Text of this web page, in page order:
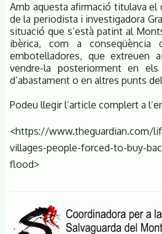
Amb aquesta afirmació titulava el
de la periodista i investigadora
situació que s’està patint al
ibèrica, com a conseqüència
embotelladores, que extreuen
vendre-la posteriorment en
d’abastament o en altres punts
Podeu llegir l’article complert a
<https://www.theguardian.com/
villages-people-forced-to-buy-
flood>